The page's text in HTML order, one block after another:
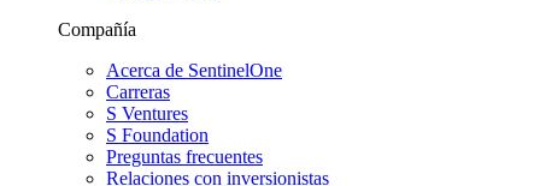
Compañía
Acerca de SentinelOne
Carreras
S Ventures
S Foundation
Preguntas frecuentes
Relaciones con inversionistas